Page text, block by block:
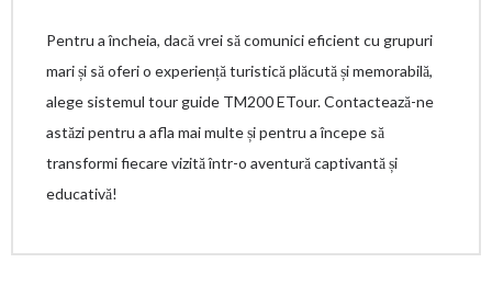
Pentru a încheia, dacă vrei să comunici eficient cu grupuri
mari și să oferi o experiență turistică plăcută și memorabilă,
alege sistemul tour guide TM200 ETour. Contactează-ne
astăzi pentru a afla mai multe și pentru a începe să
transformi fiecare vizită într-o aventură captivantă și
educativă!